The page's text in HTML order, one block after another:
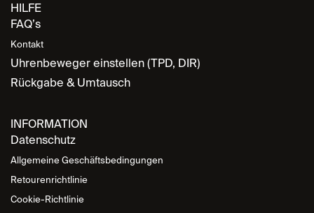
HILFE
FAQ’s
Kontakt
Uhrenbeweger einstellen (TPD, DIR)
Rückgabe & Umtausch
INFORMATION
Datenschutz
Allgemeine Geschäftsbedingungen
Retourenrichtlinie
Cookie-Richtlinie